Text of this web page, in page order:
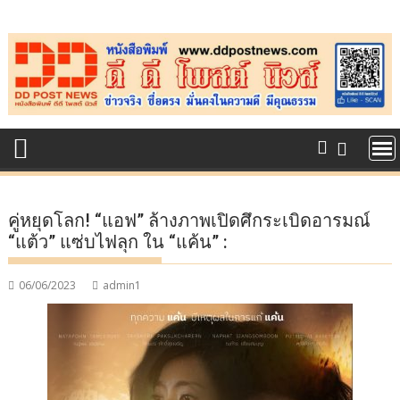
to
content
คู่หยุดโลก! “แอฟ” ล้างภาพเปิดศึกระเบิดอารมณ์
“แต้ว” แซ่บไฟลุก ใน “แค้น” :
06/06/2023 admin1